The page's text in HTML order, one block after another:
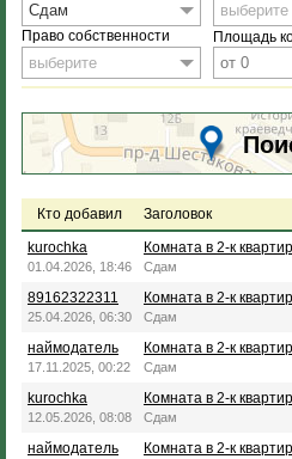
Сдам выберите
Право собственности
выберите
Площадь
Кто добавил
Заголовок
kurochka
01.04.2026, 18:46
Комната в 2-к
Сдам
89162322311
25.04.2026, 06:30
Комната в 2-к
Сдам
наймодатель
17.11.2025, 00:22
Комната в 2-к
Сдам
kurochka
12.05.2026, 08:08
Комната в 2-к
Сдам
наймодатель Комната в 2-к